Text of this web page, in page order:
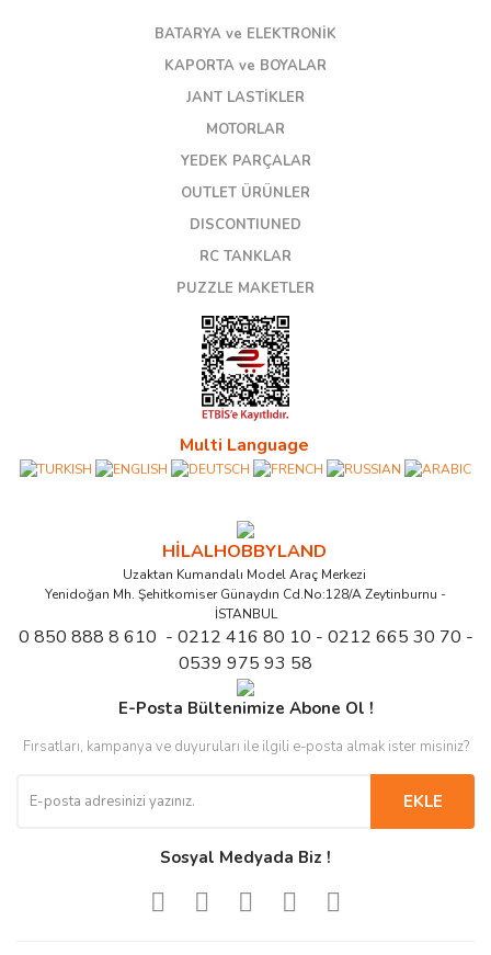
BATARYA ve ELEKTRONİK
KAPORTA ve BOYALAR
JANT LASTİKLER
MOTORLAR
YEDEK PARÇALAR
OUTLET ÜRÜNLER
DISCONTIUNED
RC TANKLAR
PUZZLE MAKETLER
Multi Language
HİLALHOBBYLAND
Uzaktan Kumandalı Model Araç Merkezi
Yenidoğan Mh. Şehitkomiser Günaydın Cd.No:128/A Zeytinburnu -
İSTANBUL
0 850 888 8 610 - 0212 416 80 10 - 0212 665 30 70 -
0539 975 93 58
E-Posta Bültenimize Abone Ol !
Fırsatları, kampanya ve duyuruları ile ilgili e-posta almak ister misiniz?
EKLE
Sosyal Medyada Biz !